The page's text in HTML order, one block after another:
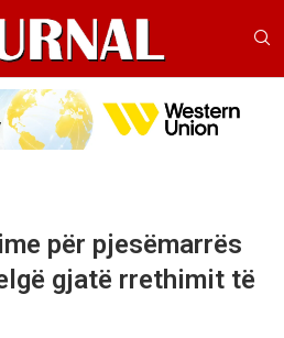
për pjesëmarrës
gjatë rrethimit të